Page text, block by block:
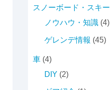
スノーボード・スキー
ノウハウ・知識 (4)
ゲレンデ情報 (45)
車 (4)
DIY (2)